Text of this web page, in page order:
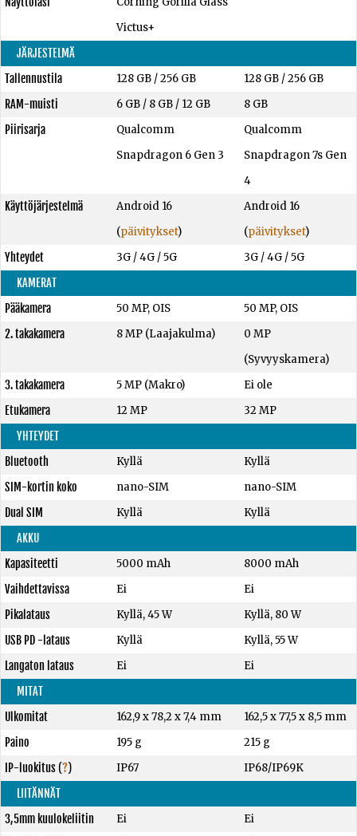
Victus+
JÄRJESTELMÄ
Tallennustila
128 GB/256 GB 128 GB /256 GB
RAM-muisti
6 GB/ 8 GB/ 12 GB
8 GB
Piirisarja
Qualcomm
Snapdragon 6 Gen 3
Qualcomm
Snapdragon 7s Gen
4
Käyttöjärjestelmä
Android 16
(päivitykset)
Android 16
(päivitykset)
Yhteydet
3G / 4G / 5G
3G / 4G / 5G
KAMERAT
Pääkamera
50 MP, OIS
50 MP, OIS
2. takakamera
8 MP (Laajakulma)
0 MP
(Syvyyskamera)
3. takakamera
5 MP (Makro)
Ei ole
Etukamera
12 MP
32 MP
YHTEYDET
Bluetooth
Kyllä
Kyllä
SIM-kortin koko
nano-SIM
nano-SIM
Dual SIM
Kyllä
Kyllä
AKKU
Kapasiteetti
5000 mAh
8000 mAh
Vaihdettavissa
Ei
Ei
Pikalataus
Kyllä, 45 W
Kyllä, 80 W
USB PD -lataus
Kyllä
Kyllä, 55 W
Langaton lataus
Ei
Ei
MITAT
Ulkomitat
162,9 x 78,2 x 7,4 mm
162,5 x 77,5 x 8,5 mm
Paino
195 g
215 g
IP-luokitus(?) IP67
IP68/IP69K
LIITÄNNÄT
3,5mm kuulokeliitin
Ei
Ei